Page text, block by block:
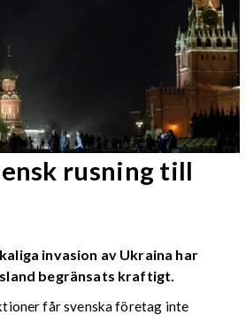
rusning till
invasion av Ukraina har
begränsats kraftigt.
får svenska företag inte